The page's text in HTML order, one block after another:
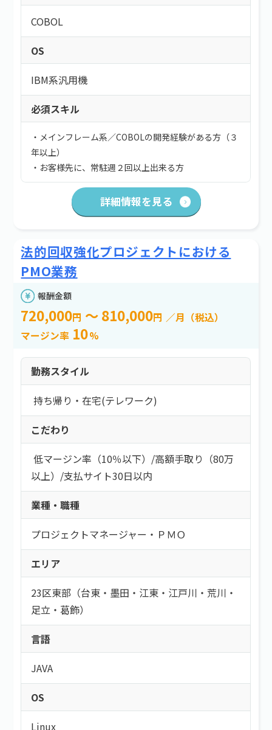
COBOL
OS
IBM系汎用機
必須スキル
・メインフレーム系／COBOLの開発経験がある方（３
年以上）
・お客様先に、常駐週２回以上出来る方
詳細情報を見る
法的回収強化プロジェクトにおける
PMO業務
報酬金額
720,000円 ～ 810,000円 ／月（税込）
マージン率 10%
勤務スタイル
持ち帰り・在宅(テレワーク)
こだわり
低マージン率（10％以下） /高額手取り（80万
以上） /支払サイト30日以内
業種・職種
プロジェクトマネージャー・ＰＭＯ
エリア
23区東部（台東・墨田・江東・江戸川・荒川・
足立・葛飾）
言語
JAVA
OS
Linux